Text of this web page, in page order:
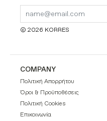
© 2026 KORRES
COMPANY
Πολιτική Απορρήτου
Όροι & Προϋποθέσεις
Πολιτική Cookies
Επικοινωνία